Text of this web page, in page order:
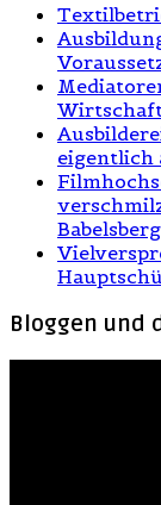
eigentlich
Babelsberg
Bloggen und